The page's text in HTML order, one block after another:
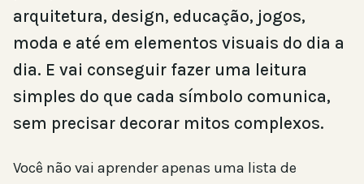
arquitetura, design, educação, jogos,
moda e até em elementos visuais do dia a
dia. E vai conseguir fazer uma leitura
simples do que cada símbolo comunica,
sem precisar decorar mitos complexos.
Você não vai aprender apenas uma lista de